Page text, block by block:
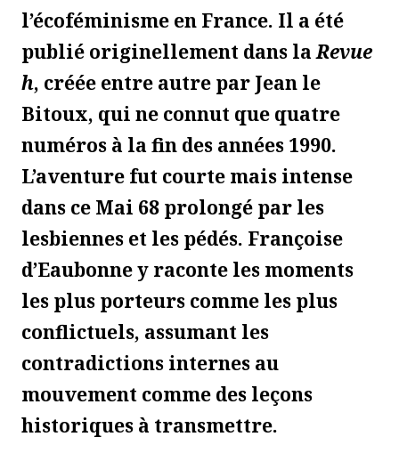
l’écoféminisme en France. Il a été
publié originellement dans laRevue
h, créée entre autre par Jean le
Bitoux, qui ne connut que quatre
numéros à la fin des années 1990.
L’aventure fut courte mais intense
dans ce Mai 68 prolongé par les
lesbiennes et les pédés. Françoise
d’Eaubonne y raconte les moments
les plus porteurs comme les plus
conflictuels, assumant les
contradictions internes au
mouvement comme des leçons
historiques à transmettre.